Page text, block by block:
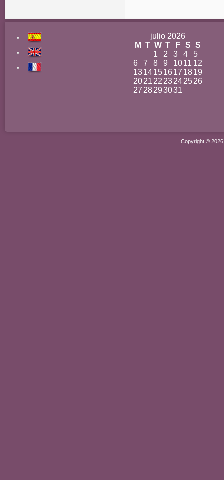
julio 2026
M T W T F S S
1
2 3 4
5
6
7 8 9 1011 12
1314151617 1819
2021 22 23242526
27 28293031
Copyright ©